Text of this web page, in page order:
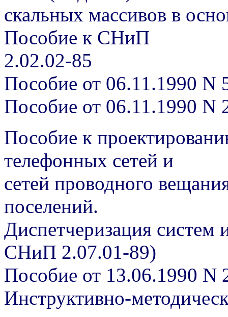
скальных массивов в
Пособие к СНиП
2.02.02-85
Пособие от 06.11.1990 N
Пособие от 06.11.1990 N
Пособие к
телефонных сетей и
сетей проводного
поселений.
Диспетчеризация систем
СНиП 2.07.01-89)
Пособие от 13.06.1990 N
Инструктивно-